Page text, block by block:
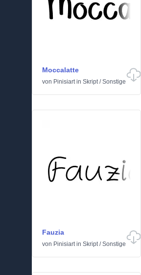
Moccalatte
von Pinisiartin Skript/Sonstige
Fauzia
von Pinisiartin Skript/Sonstige